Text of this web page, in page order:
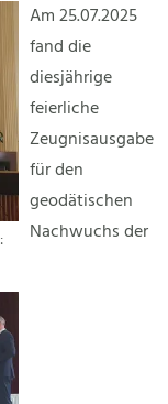
Am 25.07.2025
fand die
diesjährige
feierliche
Zeugnisausgabe
für den
geodätischen
Nachwuchs der